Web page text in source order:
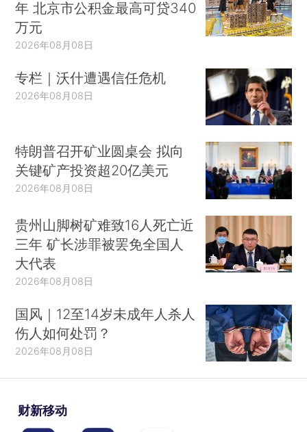
年 北京市公积金最高可贷340
万元
2026年08月08日
专栏｜沃什遭遇信任危机
2026年08月08日
特朗普召开矿业圆桌会 拟向
关键矿产投资超20亿美元
2026年08月08日
贵州山脚树矿难致16人死亡近
三年 矿长涉罪被罢免全国人
大代表
2026年08月08日
国风｜12至14岁未成年人杀人
伤人如何处罚？
2026年08月08日
财新移动